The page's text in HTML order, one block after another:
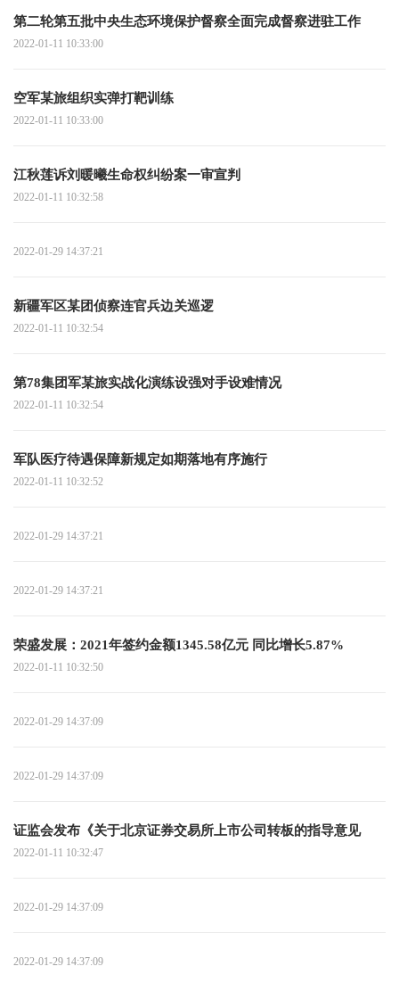
第二轮第五批中央生态环境保护督察全面完成督察进驻工作
2022-01-11 10:33:00
空军某旅组织实弹打靶训练
2022-01-11 10:33:00
江秋莲诉刘暖曦生命权纠纷案一审宣判
2022-01-11 10:32:58
2022-01-29 14:37:21
新疆军区某团侦察连官兵边关巡逻
2022-01-11 10:32:54
第78集团军某旅实战化演练设强对手设难情况
2022-01-11 10:32:54
军队医疗待遇保障新规定如期落地有序施行
2022-01-11 10:32:52
2022-01-29 14:37:21
2022-01-29 14:37:21
荣盛发展：2021年签约金额1345.58亿元 同比增长5.87%
2022-01-11 10:32:50
2022-01-29 14:37:09
2022-01-29 14:37:09
证监会发布《关于北京证券交易所上市公司转板的指导意见
2022-01-11 10:32:47
2022-01-29 14:37:09
2022-01-29 14:37:09